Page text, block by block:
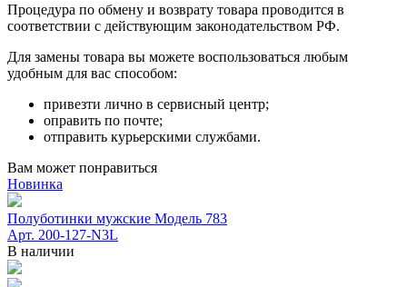
Процедура по обмену и возврату товара проводится в
соответствии с действующим законодательством РФ.
Для замены товара вы можете воспользоваться любым
удобным для вас способом:
привезти лично в сервисный центр;
оправить по почте;
отправить курьерскими службами.
Вам может понравиться
Новинка
Полуботинки мужские Модель 783
Арт. 200-127-N3L
В наличии